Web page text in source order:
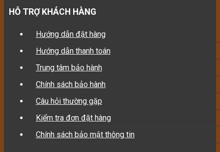
HỖ TRỢ KHÁCH HÀNG
Hướng dẫn đặt hàng
Hướng dẫn thanh toán
Trung tâm bảo hành
Chính sách bảo hành
Câu hỏi thường gặp
Kiểm tra đơn đặt hàng
Chính sách bảo mật thông tin